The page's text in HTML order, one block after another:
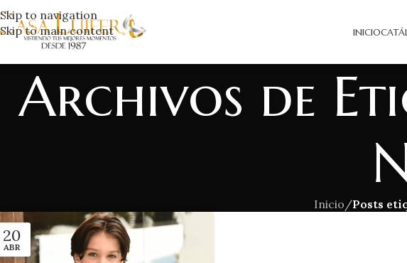
Skip to navigation
Skip to main content
INICIO
Archivos de
Inicio/Posts
20
ABR